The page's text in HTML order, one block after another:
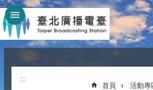
跳到主要內容區塊
:::
:::
首頁 活動專